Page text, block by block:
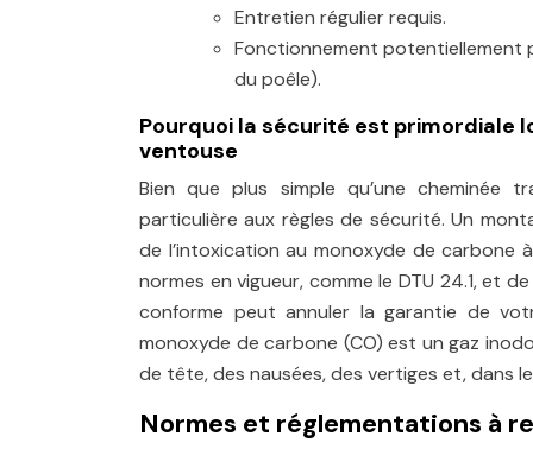
Entretien régulier requis.
Fonctionnement potentiellement
du poêle).
Pourquoi la sécurité est primordiale
ventouse
Bien que plus simple qu’une cheminée
particulière aux règles de sécurité. Un
de l’intoxication au monoxyde de carbone
normes en vigueur, comme le DTU 24.1, et
conforme peut annuler la garantie de
monoxyde de carbone (CO) est un gaz
de tête, des nausées, des vertiges et, dans
Normes et réglementations à